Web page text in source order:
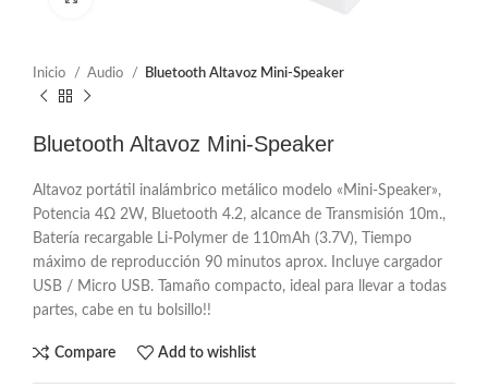
Inicio Audio Bluetooth Altavoz Mini-Speaker
Bluetooth Altavoz Mini-Speaker
Altavoz portátil inalámbrico metálico modelo «Mini-Speaker»,
Potencia 4Ω 2W, Bluetooth 4.2, alcance de Transmisión 10m.,
Batería recargable Li-Polymer de 110mAh (3.7V), Tiempo
máximo de reproducción 90 minutos aprox. Incluye cargador
USB / Micro USB. Tamaño compacto, ideal para llevar a todas
partes, cabe en tu bolsillo!!
Compare Add to wishlist